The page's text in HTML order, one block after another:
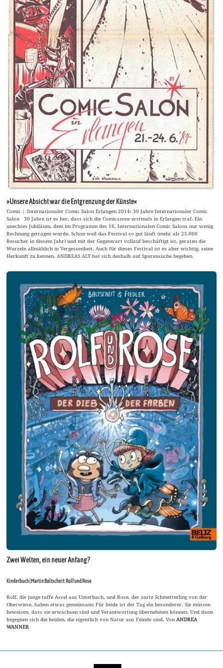
»Unsere Absicht war die Entgrenzung der Künste«
Comic | Internationaler Comic Salon Erlangen 2014: 30 Jahre Internationaler Comic
Salon 30 Jahre ist es her, dass sich die Comicszene erstmals in Erlangen traf. Ein
unechtes Jubiläum, dem im Programm des 16. Internationalen Comic Salons nur wenig
Rechnung getragen wurde. Schon weil das Festival so gut läuft (mehr als 25.000
Besucher in diesem Jahr) und mit der Gegenwart vollauf beschäftigt ist, geraten die
Wurzeln allmählich in Vergessenheit. Auch für dieses Festival ist es aber wichtig, seine
Herkunft zu kennen. ANDREAS ALT hat sich deshalb auf Spurensuche begeben.
Zwei Welten, ein neuer Anfang?
Kinderbuch | Martin Baltscheit: Rolf und Rose
Rolf, die junge taffe Assel aus Unterbach, und Rose, der zarte Schmetterling von der
Oberwiese, haben etwas gemeinsam: Für beide ist der Tag ein besonderer. Sie müssen
beweisen, dass sie erwachsen sind und Verantwortung übernehmen können. Und dann
begegnen sich die beiden, die eigentlich von Natur aus Feinde sind. Von ANDREA
WANNER